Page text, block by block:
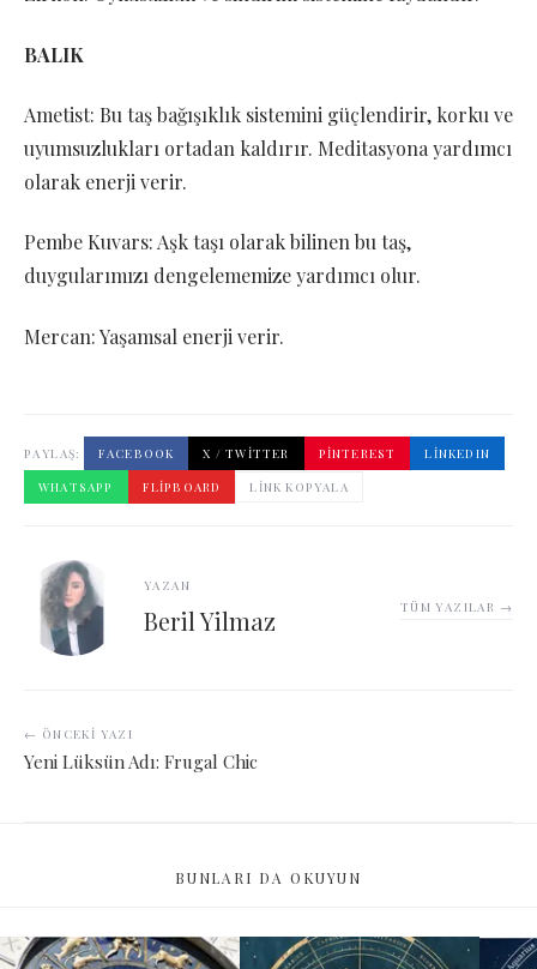
BALIK
Ametist: Bu taş bağışıklık sistemini güçlendirir, korku ve
uyumsuzlukları ortadan kaldırır. Meditasyona yardımcı
olarak enerji verir.
Pembe Kuvars: Aşk taşı olarak bilinen bu taş,
duygularımızı dengelememize yardımcı olur.
Mercan: Yaşamsal enerji verir.
PAYLAŞ: FACEBOOK X / TWITTER PINTEREST
LINKEDIN
WHATSAPP
FLIPBOARD LINK KOPYALA
YAZAN
Beril Yilmaz TÜM YAZILAR →
← ÖNCEKI YAZI
Yeni Lüksün Adı: Frugal Chic
BUNLARI DA OKUYUN